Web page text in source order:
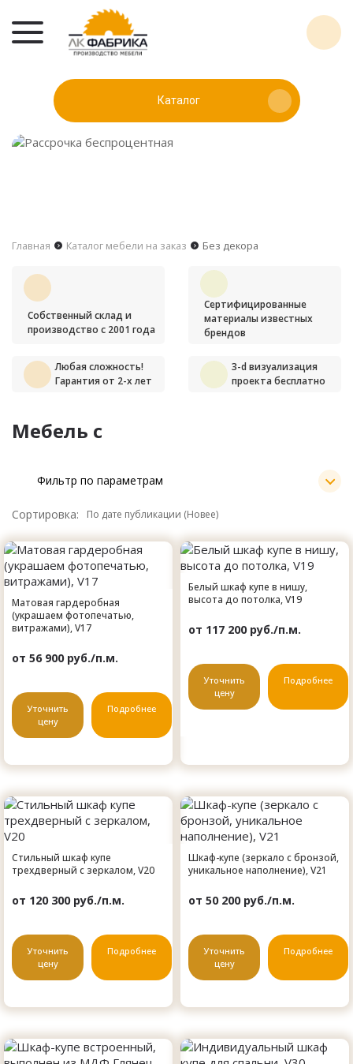
Каталог
Главная Каталог мебели на заказ Без декора
Собственный склад и
производство с 2001 года
Сертифицированные
материалы известных
брендов
Любая сложность!
Гарантия от 2-х лет
3-d визуализация
проекта бесплатно
Мебель с
Фильтр по параметрам
Сортировка:
Матовая гардеробная
(украшаем фотопечатью,
витражами), V17
от 56 900 руб./п.м.
Уточнить
цену
Подробнее
Белый шкаф купе в нишу,
высота до потолка, V19
от 117 200 руб./п.м.
Уточнить
цену
Подробнее
Стильный шкаф купе
трехдверный с зеркалом, V20
от 120 300 руб./п.м.
Уточнить
цену
Подробнее
Шкаф-купе (зеркало с бронзой,
уникальное наполнение), V21
от 50 200 руб./п.м.
Уточнить
цену
Подробнее